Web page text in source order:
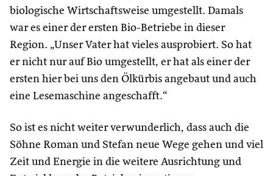
biologische Wirtschaftsweise umgestellt. Damals
war es einer der ersten Bio-Betriebe in dieser
Region. „Unser Vater hat vieles ausprobiert. So hat
er nicht nur auf Bio umgestellt, er hat als einer der
ersten hier bei uns den Ölkürbis angebaut und auch
eine Lesemaschine angeschafft.“
So ist es nicht weiter verwunderlich, dass auch die
Söhne Roman und Stefan neue Wege gehen und viel
Zeit und Energie in die weitere Ausrichtung und